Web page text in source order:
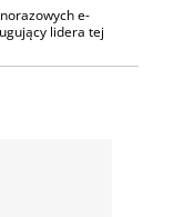
e-
lidera tej